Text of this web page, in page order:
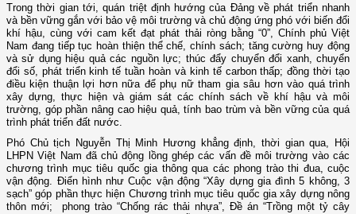
Trong thời gian tới, quán triệt định hướng của Đảng về phát triển nhanh
và bền vững gắn với bảo vệ môi trường và chủ động ứng phó với biến đổi
khí hậu, cùng với cam kết đạt phát thải ròng bằng “0”, Chính phủ Việt
Nam đang tiếp tục hoàn thiện thể chế, chính sách; tăng cường huy động
và sử dụng hiệu quả các nguồn lực; thúc đẩy chuyển đổi xanh, chuyển
đổi số, phát triển kinh tế tuần hoàn và kinh tế carbon thấp; đồng thời tạo
điều kiện thuận lợi hơn nữa để phụ nữ tham gia sâu hơn vào quá trình
xây dựng, thực hiện và giám sát các chính sách về khí hậu và môi
trường, góp phần nâng cao hiệu quả, tính bao trùm và bền vững của quá
trình phát triển đất nước.
Phó Chủ tịch Nguyễn Thị Minh Hương khẳng định, thời gian qua, Hội
LHPN Việt Nam đã chủ động lồng ghép các vấn đề môi trường vào các
chương trình mục tiêu quốc gia thông qua các phong trào thi đua, cuộc
vận động. Điển hình như Cuộc vận động “Xây dựng gia đình 5 không, 3
sạch” góp phần thực hiện Chương trình mục tiêu quốc gia xây dựng nông
thôn mới; phong trào “Chống rác thải nhựa”, Đề án “Trồng một tỷ cây